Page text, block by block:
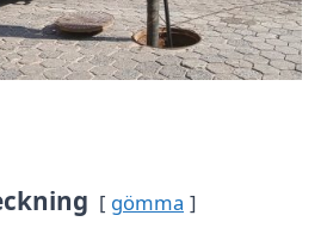
gömma